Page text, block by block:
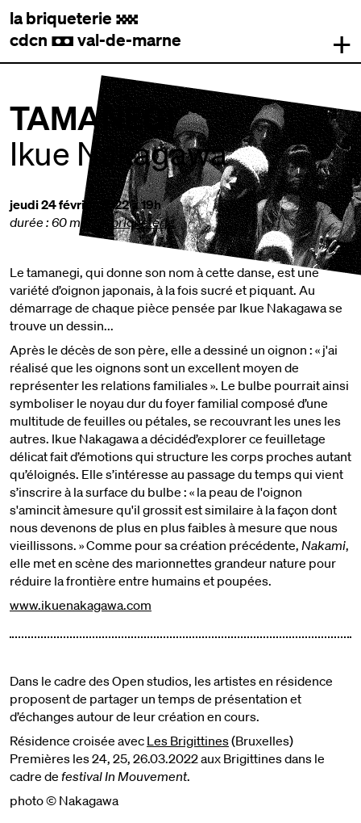
la briqueterie .
cdcn , val-de-marne +
TAMANEGI
Ikue Nakagawa
jeudi 24 février 2022 à 19h
durée : 60 min|la briqueterie
Le tamanegi, qui donne son nom à cette danse, est une
variété d’oignon japonais, à la fois sucré et piquant. Au
démarrage de chaque pièce pensée par Ikue Nakagawa se
trouve un dessin...
Après le décès de son père, elle a dessiné un oignon : « j'ai
réalisé que les oignons sont un excellent moyen de
représenter les relations familiales ». Le bulbe pourrait ainsi
symboliser le noyau dur du foyer familial composé d’une
multitude de feuilles ou pétales, se recouvrant les unes les
autres. Ikue Nakagawa a décidéd’explorer ce feuilletage
délicat fait d’émotions qui structure les corps proches autant
qu’éloignés. Elle s’intéresse au passage du temps qui vient
s’inscrire à la surface du bulbe : « la peau de l'oignon
s'amincit àmesure qu'il grossit est similaire à la façon dont
nous devenons de plus en plus faibles à mesure que nous
vieillissons. » Comme pour sa création précédente, Nakami,
elle met en scène des marionnettes grandeur nature pour
réduire la frontière entre humains et poupées.
www.ikuenakagawa.com
Dans le cadre des Open studios, les artistes en résidence
proposent de partager un temps de présentation et
d’échanges autour de leur création en cours.
Résidence croisée avec Les Brigittines(Bruxelles)
Premières les 24, 25, 26.03.2022 aux Brigittines dans le
cadre de festival In Mouvement.
photo © Nakagawa